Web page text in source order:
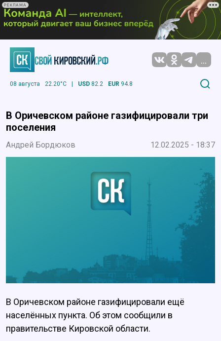
РЕКЛАМА
...
08 августа 22.20°C | USD 82.2 EUR 94.8
В Оричевском районе газифицировали три
поселения
Андрей Бордюков 12.02.2025 - 18:37
В Оричевском районе газифицировали ещё
населённых пункта. Об этом сообщили в
правительстве Кировской области.